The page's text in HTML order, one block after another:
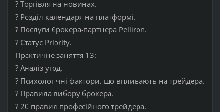
? Торгівля на новинах.
? Розділ календаря на платформі.
? Послуги брокера-партнера Pelliron.
? Статус Priority.
Практичне заняття 13:
? Аналіз угод.
? Психологічні фактори, що впливають на трейдера.
? Правила вибору брокера.
? 20 правил професійного трейдера.